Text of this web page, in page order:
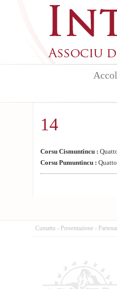
14
Corsu Cismuntincu :
Corsu Pumuntincu :
Cuntattu - Presentazione -